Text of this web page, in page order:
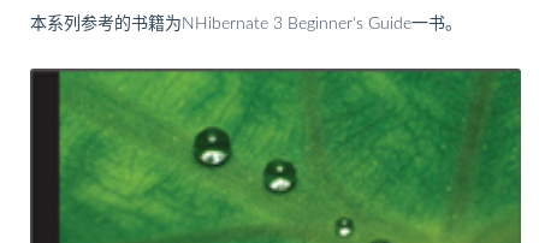
本系列参考的书籍为NHibernate 3 Beginner's Guide一书。